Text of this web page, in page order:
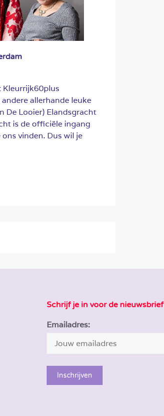
Kleurrijk60plus
allerhande leuke
De Looier) Elandsgracht
is de officiële ingang
vinden. Dus wil je
Schrijf je in voor de nieuwsbrief
Emailadres: